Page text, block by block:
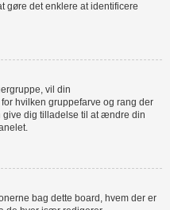
gøre det enklere at identificere
vil din
hvilken gruppefarve og rang der
give dig tilladelse til at ændre din
bag dette board, hvem der er